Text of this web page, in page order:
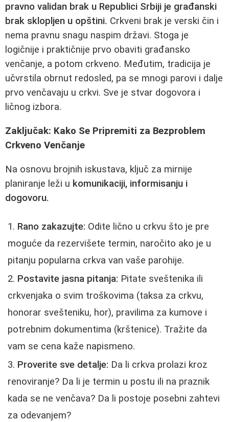
pravno validan brak u Republici Srbiji je građanski
brak sklopljen u opštini. Crkveni brak je verski čin i
nema pravnu snagu naspim državi. Stoga je
logičnije i praktičnije prvo obaviti građansko
venčanje, a potom crkveno. Međutim, tradicija je
učvrstila obrnut redosled, pa se mnogi parovi i dalje
prvo venčavaju u crkvi. Sve je stvar dogovora i
ličnog izbora.
Zaključak: Kako Se Pripremiti za Bezproblem
Crkveno Venčanje
Na osnovu brojnih iskustava, ključ za mirnije
planiranje leži u komunikaciji, informisanju i
dogovoru.
Rano zakazujte: Odite lično u crkvu što je pre
moguće da rezervišete termin, naročito ako je u
pitanju popularna crkva van vaše parohije.
Postavite jasna pitanja: Pitate sveštenika ili
crkvenjaka o svim troškovima (taksa za crkvu,
honorar svešteniku, hor), pravilima za kumove i
potrebnim dokumentima (krštenice). Tražite da
vam se cena kaže napismeno.
Proverite sve detalje: Da li crkva prolazi kroz
renoviranje? Da li je termin u postu ili na praznik
kada se ne venčava? Da li postoje posebni zahtevi
za odevanjem?